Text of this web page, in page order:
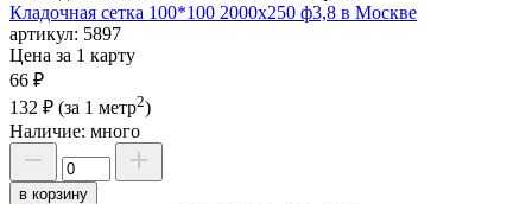
Кладочная сетка 100*100 2000х250 ф3,8 в Москве
артикул: 5897
Цена за 1 карту
66 ₽
132 ₽ (за 1 метр2)
Наличие: много
в корзину